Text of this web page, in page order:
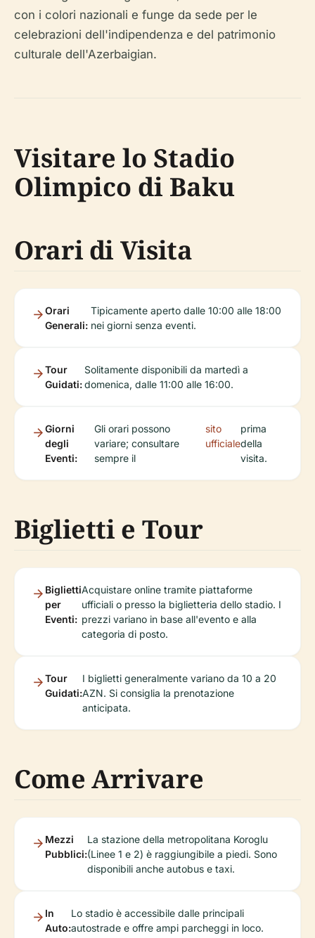
con i colori nazionali e funge da sede per le
celebrazioni dell'indipendenza e del patrimonio
culturale dell'Azerbaigian.
Visitare lo Stadio
Olimpico di Baku
Orari di Visita
Orari
Generali:
Tipicamente aperto dalle 10:00 alle 18:00
nei giorni senza eventi.
Tour
Guidati:
Solitamente disponibili da martedì a
domenica, dalle 11:00 alle 16:00.
Giorni
degli
Eventi:
Gli orari possono
variare; consultare
sempre il
sito
ufficiale
prima
della
visita.
Biglietti e Tour
Biglietti
per
Eventi:
Acquistare online tramite piattaforme
ufficiali o presso la biglietteria dello stadio. I
prezzi variano in base all'evento e alla
categoria di posto.
Tour
Guidati:
I biglietti generalmente variano da 10 a 20
AZN. Si consiglia la prenotazione
anticipata.
Come Arrivare
Mezzi
Pubblici:
La stazione della metropolitana Koroglu
(Linee 1 e 2) è raggiungibile a piedi. Sono
disponibili anche autobus e taxi.
In
Auto:
Lo stadio è accessibile dalle principali
autostrade e offre ampi parcheggi in loco.